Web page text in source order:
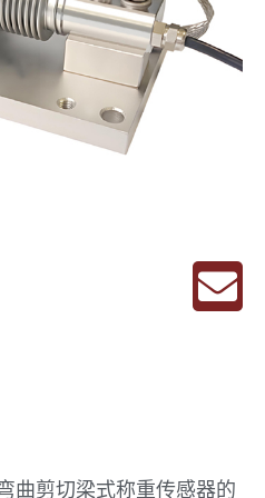
曲剪切梁式称重传感器的